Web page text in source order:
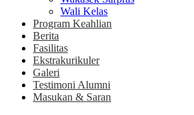
Wali Kelas
Program Keahlian
Berita
Fasilitas
Ekstrakurikuler
Galeri
Testimoni Alumni
Masukan & Saran